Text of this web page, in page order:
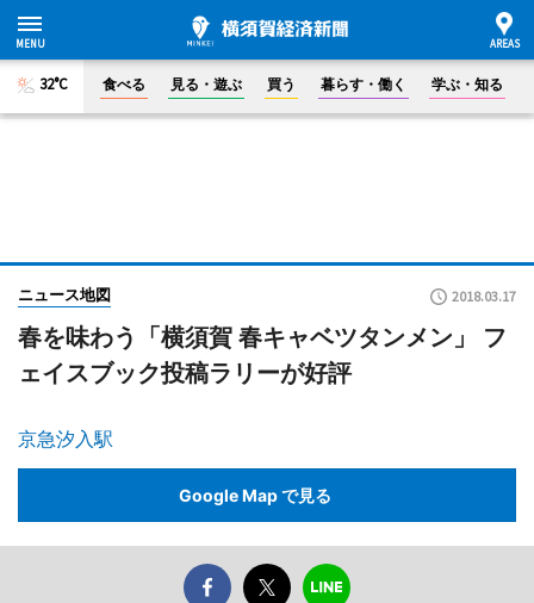
32°C 食べる 見る・遊ぶ 買う 暮らす・働く 学ぶ・知る
ニュース地図 2018.03.17
春を味わう「横須賀 春キャベツタンメン」 フ
ェイスブック投稿ラリーが好評
京急汐入駅
Google Map で見る